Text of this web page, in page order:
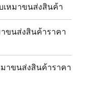
หมาขนส่งสินค้า
ขนส่งสินค้าราคา
าขนส่งสินค้าราคา